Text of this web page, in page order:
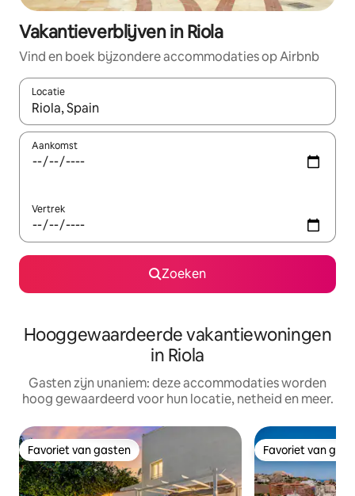
Vakantieverblijven in Riola
Vind en boek bijzondere accommodaties op Airbnb
Locatie
Wanneer er resultaten beschikbaar zijn, maak je een keuze
Aankomst
Vertrek
Zoeken
Hooggewaardeerde vakantiewoningen
in Riola
Gasten zijn unaniem: deze accommodaties worden
hoog gewaardeerd voor hun locatie, netheid en meer.
Favoriet van gasten
Favoriet van gasten Favoriet van
Favoriet van